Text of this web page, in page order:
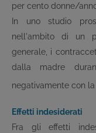
per cento donne/
In uno studio
nell'ambito di un
generale, i
dalla madre
negativamente con
Effetti indesiderati
Fra gli effetti